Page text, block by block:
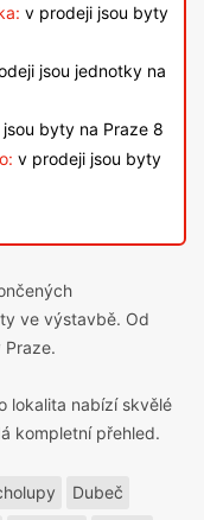
v prodeji jsou byty
jsou jednotky na
byty na Praze 8
v prodeji jsou byty
ve výstavbě. Od
Praze.
lokalita nabízí skvělé
kompletní přehled.
Dubeč